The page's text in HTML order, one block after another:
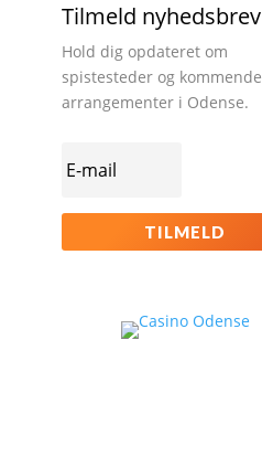
Tilmeld nyhedsbrev
Hold dig opdateret om
spistesteder og kommende
arrangementer i Odense.
TILMELD